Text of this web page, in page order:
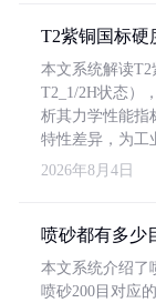
T2紫铜国标硬
本文系统解读T2
T2_1/2H状态）
析其力学性能指
特性差异，为工
2026年8月4日
喷砂都有多少
本文系统介绍了
喷砂200目对应